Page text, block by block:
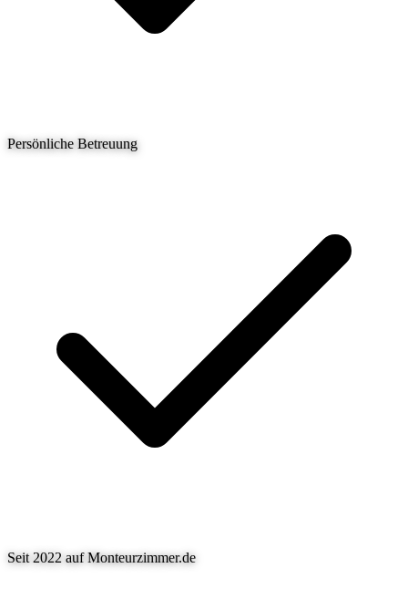
Persönliche Betreuung
Seit 2022 auf Monteurzimmer.de